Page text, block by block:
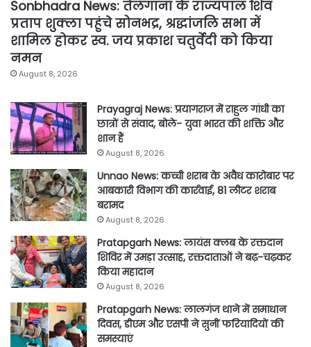
Sonbhadra News: तेलंगाना के राज्यपाल शिव
प्रताप शुक्ला पहुंचे सोनभद्र, श्रद्धांजलि सभा में
शामिल होकर स्व. जय प्रकाश चतुर्वेदी को किया
नमन
August 8, 2026
Prayagraj News: प्रयागराज में राहुल गांधी का
छात्रों से संवाद, बोले- युवा भारत की शक्ति और
शान हैं
August 8, 2026
Unnao News: कच्ची शराब के अवैध कारोबार पर
आबकारी विभाग की कार्रवाई, 81 लीटर शराब
बरामद
August 8, 2026
Pratapgarh News: लायंस क्लब के रक्तदान
शिविर में उमड़ा उत्साह, रक्तदाताओं ने बढ़-चढ़कर
किया महादान
August 8, 2026
Pratapgarh News: लालगंज थाने में समाधान
दिवस, डीएम और एसपी ने सुनीं फरियादियों की
समस्याएं